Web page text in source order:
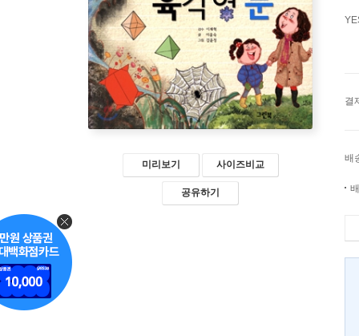
미리보기 사이즈비교
공유하기
결
배